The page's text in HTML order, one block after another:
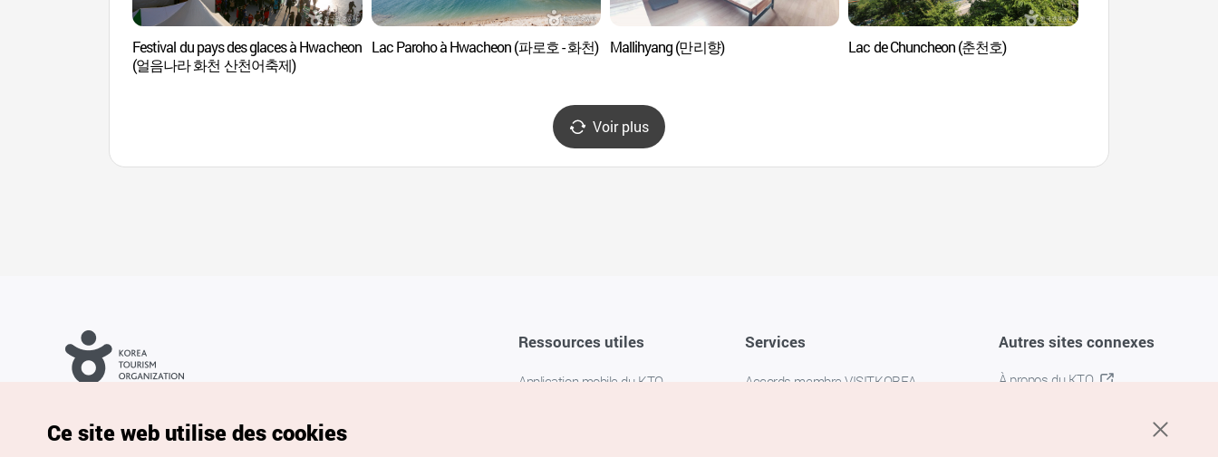
Festival du pays des glaces à Hwacheon
(얼음나라 화천 산천어축제)
Lac Paroho à Hwacheon (파로호 - 화천) Mallihyang (만리향) Lac de Chuncheon (춘천호)
Voir plus
Ressources utiles
Application mobile du KTO
Services
Accords membre VISITKOREA
Autres sites connexes
À propos du KTO
Pour les rapports d'erreurs et demandes de renseignements,
adressez vos demandes à
Ce site web utilise des cookies